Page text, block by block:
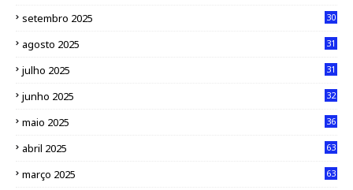
setembro 2025 30
agosto 2025 31
julho 2025 31
junho 2025 32
maio 2025 36
abril 2025 63
março 2025 63